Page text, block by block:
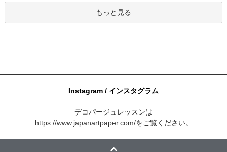
もっと見る
Instagram / インスタグラム
デコパージュレッスンは
https://www.japanartpaper.com/をご覧ください。